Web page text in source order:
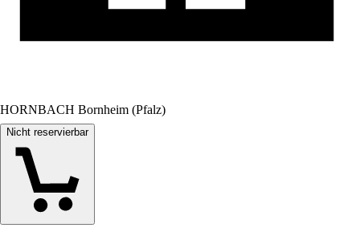
HORNBACH Bornheim (Pfalz)
Nicht reservierbar